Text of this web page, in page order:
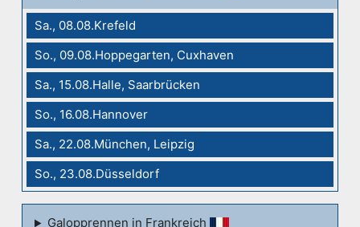
Sa., 08.08.Krefeld
So., 09.08.Hoppegarten, Cuxhaven
Sa., 15.08.Halle, Saarbrücken
So., 16.08.Hannover
Sa., 22.08.München, Leipzig
So., 23.08.Düsseldorf
Galopprennen in Frankreich